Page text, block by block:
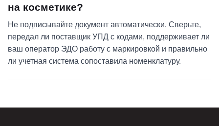
на косметике?
Не подписывайте документ автоматически. Сверьте,
передал ли поставщик УПД с кодами, поддерживает ли
ваш оператор ЭДО работу с маркировкой и правильно
ли учетная система сопоставила номенклатуру.